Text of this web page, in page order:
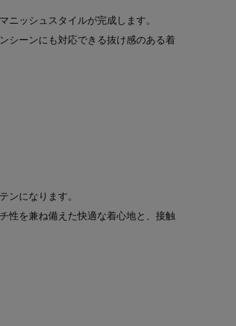
ニッシュスタイルが完成します。
シーンにも対応できる抜け感のある着
ンになります。
性を兼ね備えた快適な着心地と、接触